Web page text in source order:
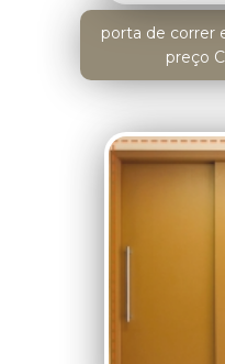
porta de correr
preço